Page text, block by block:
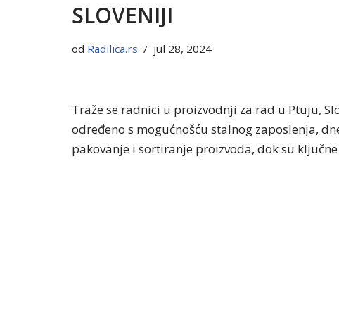
SLOVENIJI
od Radilica.rs jul 28, 2024
Traže se radnici u proizvodnji za rad u Ptuju,
određeno s mogućnošću stalnog zaposlenja,
pakovanje i sortiranje proizvoda, dok su